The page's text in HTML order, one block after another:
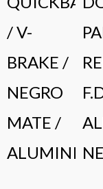
/ V-
BRAKE /
NEGRO
MATE /
ALUMINIO